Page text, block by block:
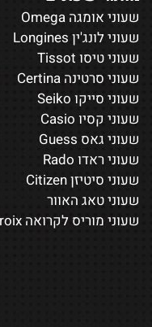
שעוני אומגה Omega
שעוני לונג'ין Longines
שעוני טיסו Tissot
שעוני סרטינה Certina
שעוני סייקו Seiko
שעוני קסיו Casio
שעוני גאס Guess
שעוני ראדו Rado
שעוני סיטיזן Citizen
שעוני טאג האוור
שעוני מוריס לקרואה Maurice Lacroix